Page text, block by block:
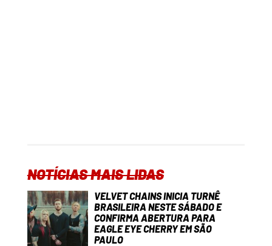
NOTÍCIAS MAIS LIDAS
VELVET CHAINS INICIA TURNÊ
BRASILEIRA NESTE SÁBADO E
CONFIRMA ABERTURA PARA
EAGLE EYE CHERRY EM SÃO
PAULO